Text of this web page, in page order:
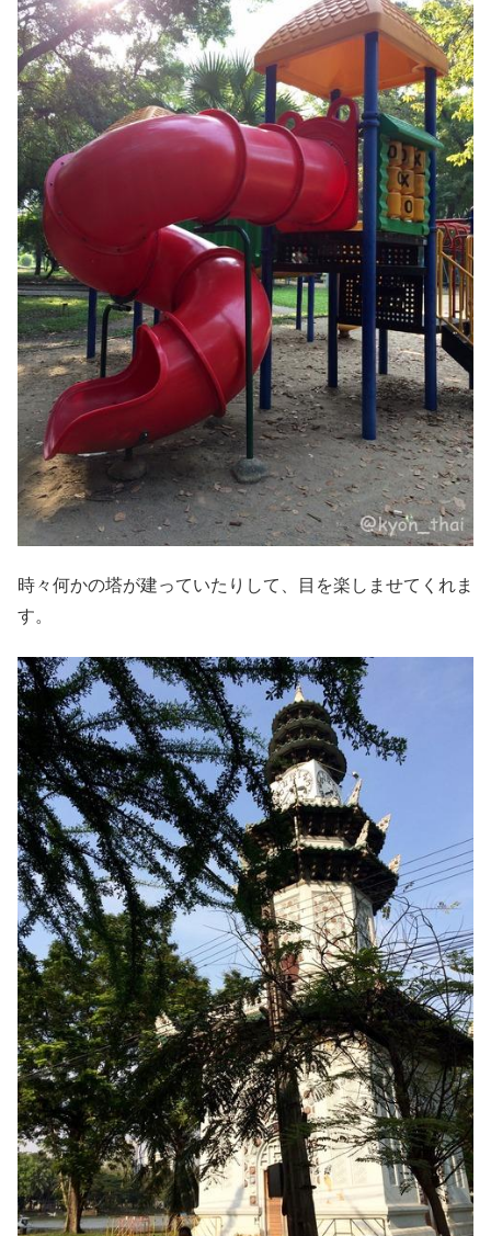
時々何かの塔が建っていたりして、目を楽しませてくれま
す。